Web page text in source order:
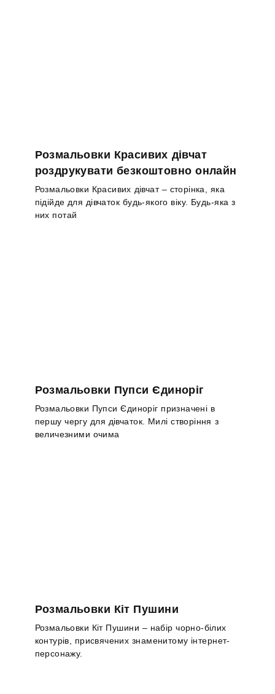
Розмальовки Красивих дівчат
роздрукувати безкоштовно онлайн
Розмальовки Красивих дівчат – сторінка, яка
підійде для дівчаток будь-якого віку. Будь-яка з
них потай
Розмальовки Пупси Єдиноріг
Розмальовки Пупси Єдиноріг призначені в
першу чергу для дівчаток. Милі створіння з
величезними очима
Розмальовки Кіт Пушини
Розмальовки Кіт Пушини – набір чорно-білих
контурів, присвячених знаменитому інтернет-
персонажу.